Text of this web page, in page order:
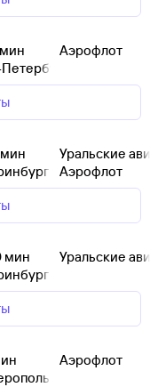
мин
Аэрофлот
мин
Уральские
Аэрофлот
мин
Уральские
Аэрофлот